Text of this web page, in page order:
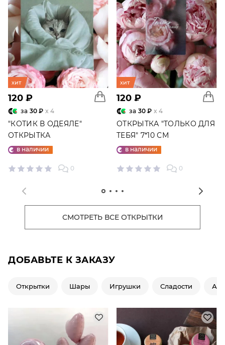
хит
120 ₽
за 30 ₽ x 4
"КОТИК В ОДЕЯЛЕ"
ОТКРЫТКА
в наличии
0
хит
120 ₽
за 30 ₽ x 4
ОТКРЫТКА "ТОЛЬКО ДЛЯ
ТЕБЯ" 7*10 СМ
в наличии
0
СМОТРЕТЬ ВСЕ ОТКРЫТКИ
ДОБАВЬТЕ К ЗАКАЗУ
Открытки Шары Игрушки Сладости